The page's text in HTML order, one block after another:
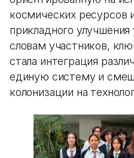
космических ресурсов
прикладного
словам участников,
стала интеграция
единую систему и
колонизации на